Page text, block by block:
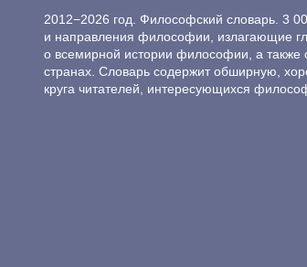
2012−2026 год. Философский словарь. 3
и направления философии, излагающие
о всемирной истории философии, а также
странах. Словарь содержит обширную,
круга читателей, интересующихся